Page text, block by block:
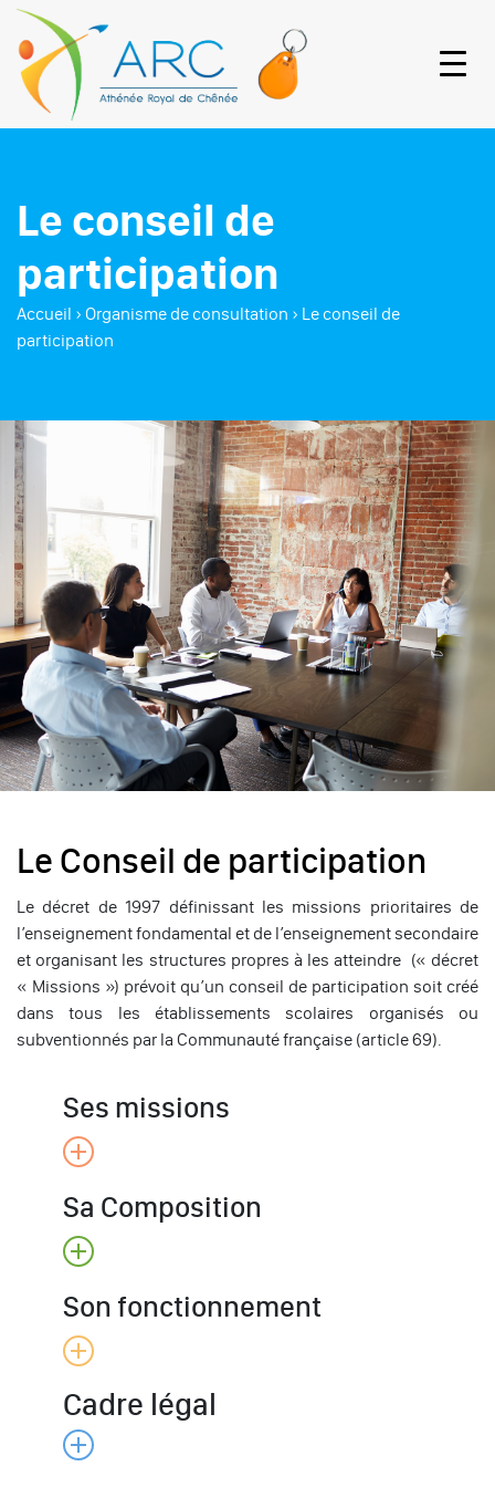
Le conseil de
participation
Accueil › Organisme de consultation › Le conseil de
participation
Le Conseil de participation
Le décret de 1997 définissant les missions prioritaires de
l’enseignement fondamental et de l’enseignement secondaire
et organisant les structures propres à les atteindre (« décret
« Missions ») prévoit qu’un conseil de participation soit créé
dans tous les établissements scolaires organisés ou
subventionnés par la Communauté française (article 69).
Ses missions
Sa Composition
Son fonctionnement
Cadre légal